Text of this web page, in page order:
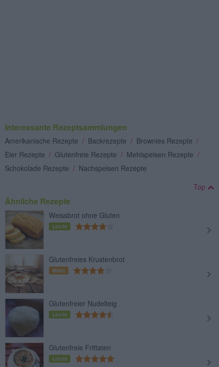
Interessante Rezeptsammlungen
Amerikanische Rezepte / Backrezepte / Brownies Rezepte /
Eier Rezepte / Glutenfreie Rezepte / Mehlspeisen Rezepte /
Schokolade Rezepte / Nachspeisen Rezepte
Top
Ähnliche Rezepte
Weissbrot ohne Gluten
Leicht
Glutenfreies Krustenbrot
Mittel
Glutenfreier Nudelteig
Leicht
Glutenfreie Frittaten
Leicht